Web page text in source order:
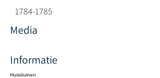
1784-1785
Media
Informatie
Huisduinen